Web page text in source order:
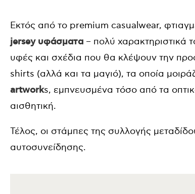
Εκτός από το premium casualwear,
jersey υφάσματα – πολύ χαρακτηριστικά
υφές και σχέδια που θα κλέψουν την
shirts (αλλά και τα μαγιό), τα οποία
artworks, εμπνευσμένα τόσο από τα
αισθητική.
Τέλος, οι στάμπες της συλλογής
αυτοσυνείδησης.